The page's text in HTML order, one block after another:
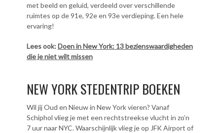
met beeld en geluid, verdeeld over verschillende
ruimtes op de 91e, 92e en 93e verdieping. Een hele
ervaring!
Lees ook:Doen in New York: 13 bezienswaardigheden
die je niet wilt missen
NEW YORK STEDENTRIP BOEKEN
Wil jij Oud en Nieuw in New York vieren? Vanaf
Schiphol vlieg je met een rechtstreekse vlucht in zo’n
7 uur naar NYC. Waarschijnlijk vlieg je op JFK Airport of